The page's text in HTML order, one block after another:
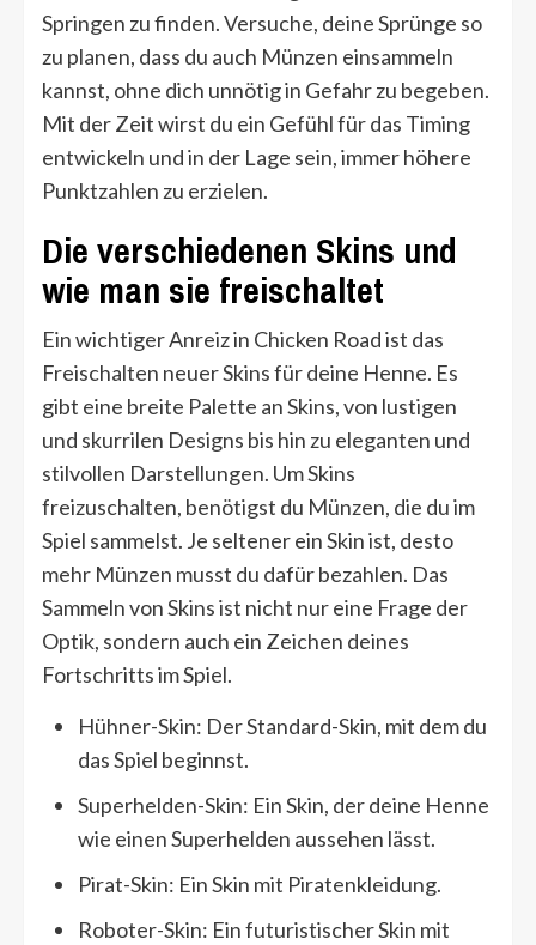
Springen zu finden. Versuche, deine Sprünge so
zu planen, dass du auch Münzen einsammeln
kannst, ohne dich unnötig in Gefahr zu begeben.
Mit der Zeit wirst du ein Gefühl für das Timing
entwickeln und in der Lage sein, immer höhere
Punktzahlen zu erzielen.
Die verschiedenen Skins und
wie man sie freischaltet
Ein wichtiger Anreiz in Chicken Road ist das
Freischalten neuer Skins für deine Henne. Es
gibt eine breite Palette an Skins, von lustigen
und skurrilen Designs bis hin zu eleganten und
stilvollen Darstellungen. Um Skins
freizuschalten, benötigst du Münzen, die du im
Spiel sammelst. Je seltener ein Skin ist, desto
mehr Münzen musst du dafür bezahlen. Das
Sammeln von Skins ist nicht nur eine Frage der
Optik, sondern auch ein Zeichen deines
Fortschritts im Spiel.
Hühner-Skin: Der Standard-Skin, mit dem du
das Spiel beginnst.
Superhelden-Skin: Ein Skin, der deine Henne
wie einen Superhelden aussehen lässt.
Pirat-Skin: Ein Skin mit Piratenkleidung.
Roboter-Skin: Ein futuristischer Skin mit